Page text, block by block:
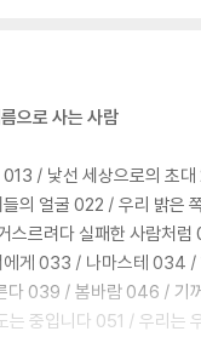
으로 사는 사람
013 / 낯선 세상으로의 초
의 얼굴 022 / 우리 밝은
스르려다 실패한 사람처
게 033 / 나마스테 034
다 039 / 봄바람 046 / 기
중입니다 051 / 우리는